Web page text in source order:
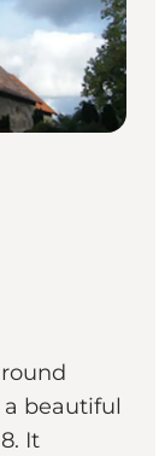
a beautiful
It